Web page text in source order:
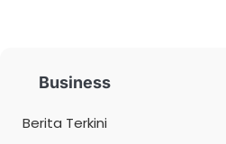
Business
Berita Terkini